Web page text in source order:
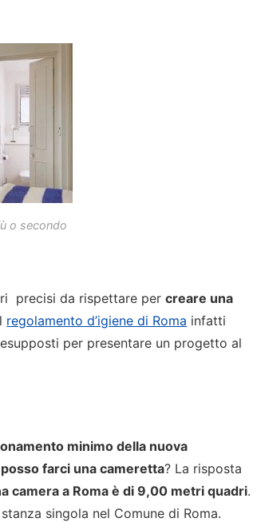
o secondo
precisi da rispettare percreare una
regolamento d’igiene di Roma infatti
per presentare un progetto al
minimo della nuova
posso farci una cameretta? La risposta
camera a Roma è di 9,00 metri quadri.
singola nel Comune di Roma.